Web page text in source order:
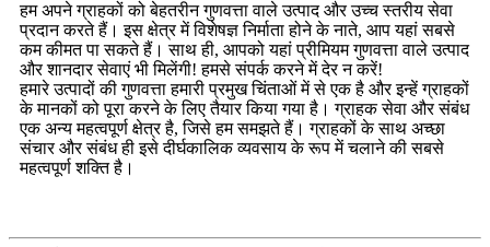
हम अपने ग्राहकों को बेहतरीन गुणवत्ता वाले उत्पाद और उच्च स्तरीय सेवा
प्रदान करते हैं। इस क्षेत्र में विशेषज्ञ निर्माता होने के नाते, आप यहां सबसे
कम कीमत पा सकते हैं। साथ ही, आपको यहां प्रीमियम गुणवत्ता वाले उत्पाद
और शानदार सेवाएं भी मिलेंगी! हमसे संपर्क करने में देर न करें!
हमारे उत्पादों की गुणवत्ता हमारी प्रमुख चिंताओं में से एक है और इन्हें ग्राहकों
के मानकों को पूरा करने के लिए तैयार किया गया है। ग्राहक सेवा और संबंध
एक अन्य महत्वपूर्ण क्षेत्र है, जिसे हम समझते हैं। ग्राहकों के साथ अच्छा
संचार और संबंध ही इसे दीर्घकालिक व्यवसाय के रूप में चलाने की सबसे
महत्वपूर्ण शक्ति है।